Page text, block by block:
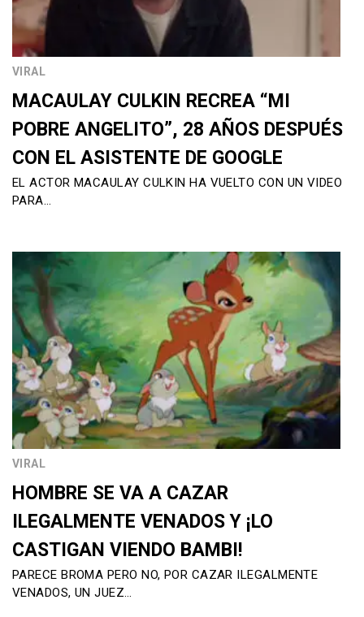
VIRAL
MACAULAY CULKIN RECREA “MI
POBRE ANGELITO”, 28 AÑOS DESPUÉS
CON EL ASISTENTE DE GOOGLE
EL ACTOR MACAULAY CULKIN HA VUELTO CON UN VIDEO
PARA…
VIRAL
HOMBRE SE VA A CAZAR
ILEGALMENTE VENADOS Y ¡LO
CASTIGAN VIENDO BAMBI!
PARECE BROMA PERO NO, POR CAZAR ILEGALMENTE
VENADOS, UN JUEZ…